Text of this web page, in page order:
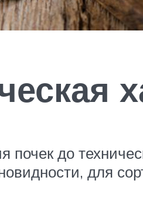
почек до
для